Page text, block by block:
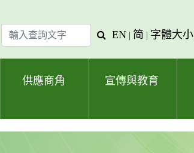
輸
入
查
查
字
EN | 简 | 字體大小
供應商角 宣傳與教育